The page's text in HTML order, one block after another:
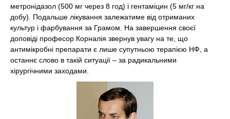
метронідазол (500 мг через 8 год) і гентаміцин (5 мг/кг на
добу). Подальше лікування залежатиме від отриманих
культур і фарбування за Грамом. На завершення своєї
доповіді професор Корналія звернув увагу на те, що
антимікробні препарати є лише супутньою терапією НФ, а
останнє слово в такій ситуації – за радикальними
хірургічними заходами.